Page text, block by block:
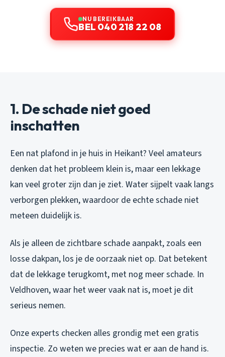
NU BEREIKBAAR
BEL 040 218 22 08
1. De schade niet goed
inschatten
Een nat plafond in je huis in Heikant? Veel amateurs
denken dat het probleem klein is, maar een lekkage
kan veel groter zijn dan je ziet. Water sijpelt vaak langs
verborgen plekken, waardoor de echte schade niet
meteen duidelijk is.
Als je alleen de zichtbare schade aanpakt, zoals een
losse dakpan, los je de oorzaak niet op. Dat betekent
dat de lekkage terugkomt, met nog meer schade. In
Veldhoven, waar het weer vaak nat is, moet je dit
serieus nemen.
Onze experts checken alles grondig met een gratis
inspectie. Zo weten we precies wat er aan de hand is.